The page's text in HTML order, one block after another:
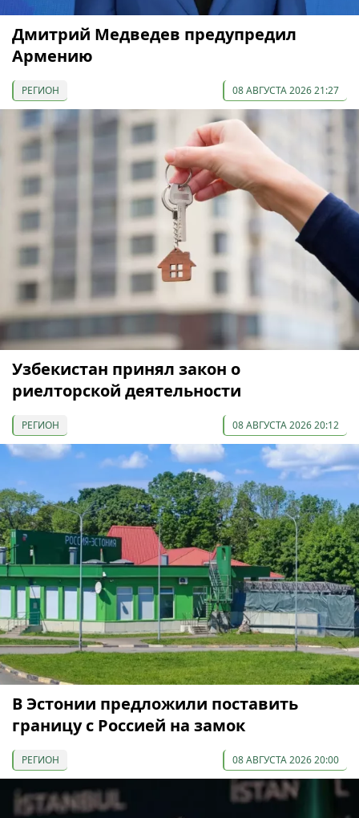
Дмитрий Медведев предупредил
Армению
РЕГИОН 08 АВГУСТА 2026 21:27
Узбекистан принял закон о
риелторской деятельности
РЕГИОН 08 АВГУСТА 2026 20:12
В Эстонии предложили поставить
границу с Россией на замок
РЕГИОН 08 АВГУСТА 2026 20:00